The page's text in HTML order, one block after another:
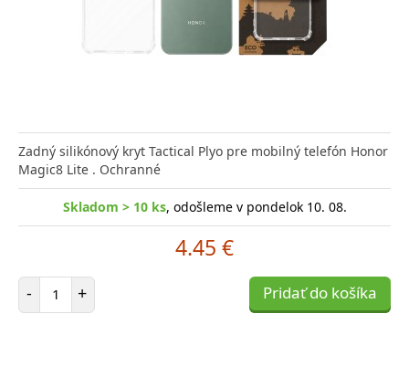
Zadný silikónový kryt Tactical Plyo pre mobilný telefón Honor
Magic8 Lite . Ochranné
Skladom > 10 ks, odošleme v pondelok 10. 08.
4.45 €
- Počet položiek
+ Pridať do košíka